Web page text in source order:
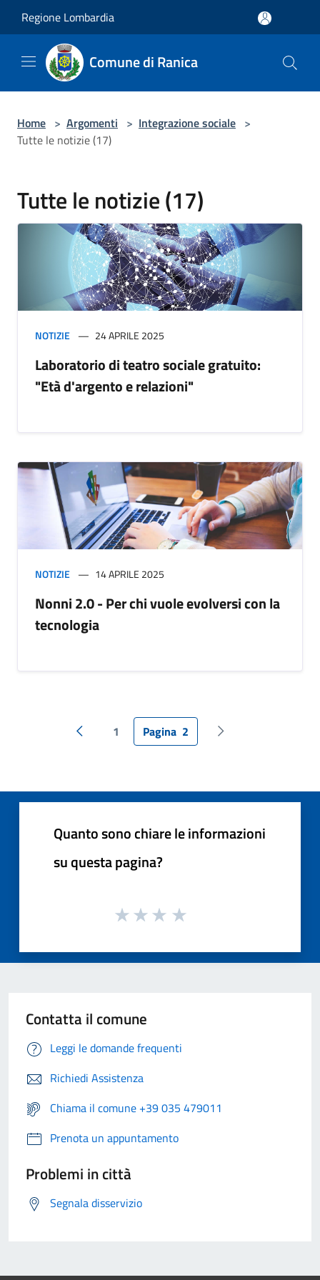
Regione Lombardia
Comune di Ranica
Home > Argomenti > Integrazione sociale >
Tutte le notizie (17)
Tutte le notizie (17)
NOTIZIE 24 APRILE 2025
Laboratorio di teatro sociale gratuito:
"Età d'argento e relazioni"
NOTIZIE 14 APRILE 2025
Nonni 2.0 - Per chi vuole evolversi con la
tecnologia
Pagina precedente
1 Pagina 2 Pagina successiva
Quanto sono chiare le informazioni
su questa pagina?
Contatta il comune
Leggi le domande frequenti
Richiedi Assistenza
Chiama il comune +39 035 479011
Prenota un appuntamento
Problemi in città
Segnala disservizio